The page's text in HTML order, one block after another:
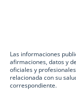
Las informaciones
afirmaciones, datos y
oficiales y
relacionada con su
correspondiente.